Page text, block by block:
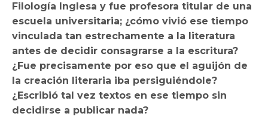
Filología Inglesa y fue profesora titular de una
escuela universitaria; ¿cómo vivió ese tiempo
vinculada tan estrechamente a la literatura
antes de decidir consagrarse a la escritura?
¿Fue precisamente por eso que el aguijón de
la creación literaria iba persiguiéndole?
¿Escribió tal vez textos en ese tiempo sin
decidirse a publicar nada?